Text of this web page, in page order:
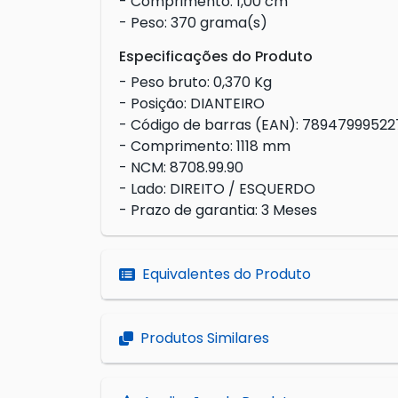
- Peso: 370 grama(s)
Especificações do Produto
- Peso bruto: 0,370 Kg
- Posição: DIANTEIRO
- Código de barras (EAN):
- Comprimento: 1118 mm
- NCM: 8708.99.90
- Lado: DIREITO / ESQUERDO
- Prazo de garantia: 3 Meses
Equivalentes do Produto
Produtos Similares